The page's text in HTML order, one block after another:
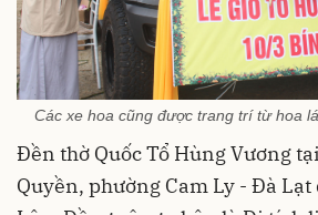
Các xe hoa cũng được trang trí từ hoa
Đền thờ Quốc Tổ Hùng Vương
Quyền, phường Cam Ly - Đà